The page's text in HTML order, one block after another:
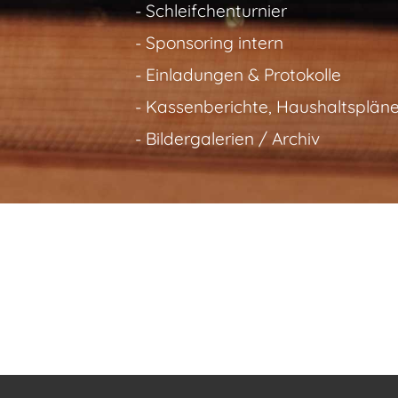
- Schleifchenturnier
- Sponsoring intern
- Einladungen & Protokolle
- Kassenberichte,
- Bildergalerien / Archiv